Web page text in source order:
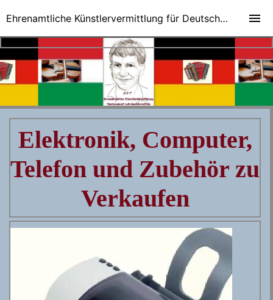
Elektronik, Computer,
Telefon und Zubehör zu
Verkaufen
Ehrenamtliche Künstlervermittlung für Deutsch-Ungarische Veranstaltungen